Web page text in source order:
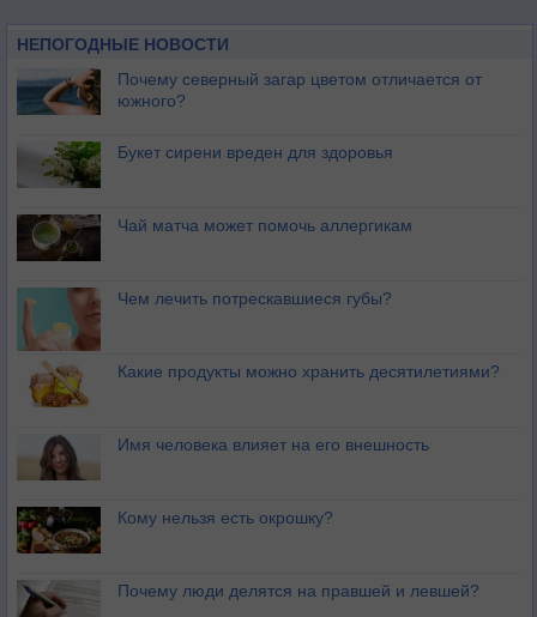
НЕПОГОДНЫЕ НОВОСТИ
Почему северный загар цветом отличается от
южного?
Букет сирени вреден для здоровья
Чай матча может помочь аллергикам
Чем лечить потрескавшиеся губы?
Какие продукты можно хранить десятилетиями?
Имя человека влияет на его внешность
Кому нельзя есть окрошку?
Почему люди делятся на правшей и левшей?